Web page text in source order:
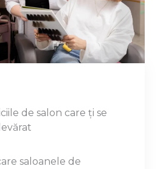
de salon care ți se
saloanele de